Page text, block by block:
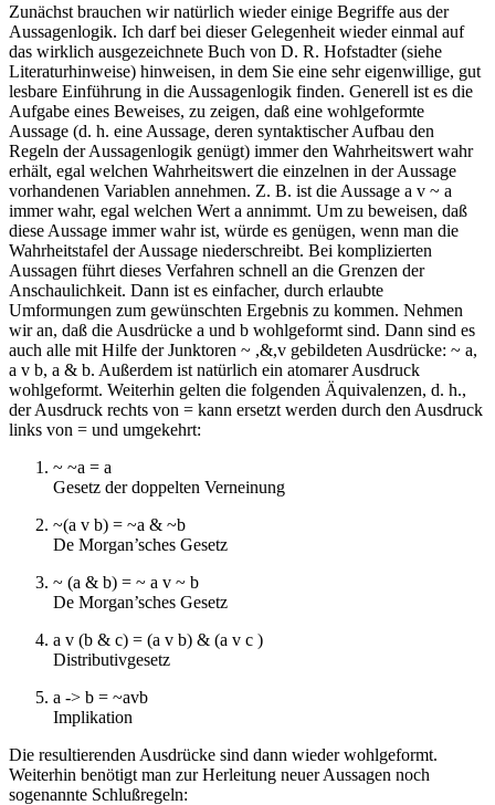
Zunächst brauchen wir natürlich wieder einige Begriffe aus der
Aussagenlogik. Ich darf bei dieser Gelegenheit wieder einmal auf
das wirklich ausgezeichnete Buch von D. R. Hofstadter (siehe
Literaturhinweise) hinweisen, in dem Sie eine sehr eigenwillige, gut
lesbare Einführung in die Aussagenlogik finden. Generell ist es die
Aufgabe eines Beweises, zu zeigen, daß eine wohlgeformte
Aussage (d. h. eine Aussage, deren syntaktischer Aufbau den
Regeln der Aussagenlogik genügt) immer den Wahrheitswert wahr
erhält, egal welchen Wahrheitswert die einzelnen in der Aussage
vorhandenen Variablen annehmen. Z. B. ist die Aussage a v ~ a
immer wahr, egal welchen Wert a annimmt. Um zu beweisen, daß
diese Aussage immer wahr ist, würde es genügen, wenn man die
Wahrheitstafel der Aussage niederschreibt. Bei komplizierten
Aussagen führt dieses Verfahren schnell an die Grenzen der
Anschaulichkeit. Dann ist es einfacher, durch erlaubte
Umformungen zum gewünschten Ergebnis zu kommen. Nehmen
wir an, daß die Ausdrücke a und b wohlgeformt sind. Dann sind es
auch alle mit Hilfe der Junktoren ~ ,&,v gebildeten Ausdrücke: ~ a,
a v b, a & b. Außerdem ist natürlich ein atomarer Ausdruck
wohlgeformt. Weiterhin gelten die folgenden Äquivalenzen, d. h.,
der Ausdruck rechts von = kann ersetzt werden durch den Ausdruck
links von = und umgekehrt:
~ ~a = a
Gesetz der doppelten Verneinung
~(a v b) = ~a & ~b
De Morgan’sches Gesetz
~ (a & b) = ~ a v ~ b
De Morgan’sches Gesetz
a v (b & c) = (a v b) & (a v c )
Distributivgesetz
a -> b = ~avb
Implikation
Die resultierenden Ausdrücke sind dann wieder wohlgeformt.
Weiterhin benötigt man zur Herleitung neuer Aussagen noch
sogenannte Schlußregeln: